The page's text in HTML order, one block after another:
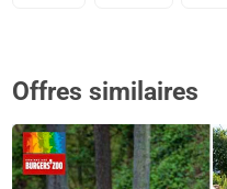
Offres similaires